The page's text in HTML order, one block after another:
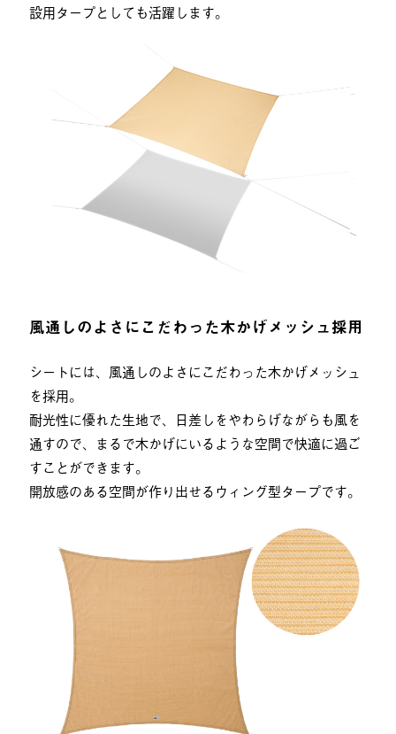
設用タープとしても活躍します。
風通しのよさにこだわった木かげメッシュ採用
シートには、風通しのよさにこだわった木かげメッシュ
を採用。
耐光性に優れた生地で、日差しをやわらげながらも風を
通すので、まるで木かげにいるような空間で快適に過ご
すことができます。
開放感のある空間が作り出せるウィング型タープです。